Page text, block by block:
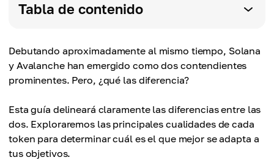
Tabla de contenido
Debutando aproximadamente al mismo tiempo, Solana
y Avalanche han emergido como dos contendientes
prominentes. Pero, ¿qué las diferencia?
Esta guía delineará claramente las diferencias entre las
dos. Exploraremos las principales cualidades de cada
token para determinar cuál es el que mejor se adapta a
tus objetivos.